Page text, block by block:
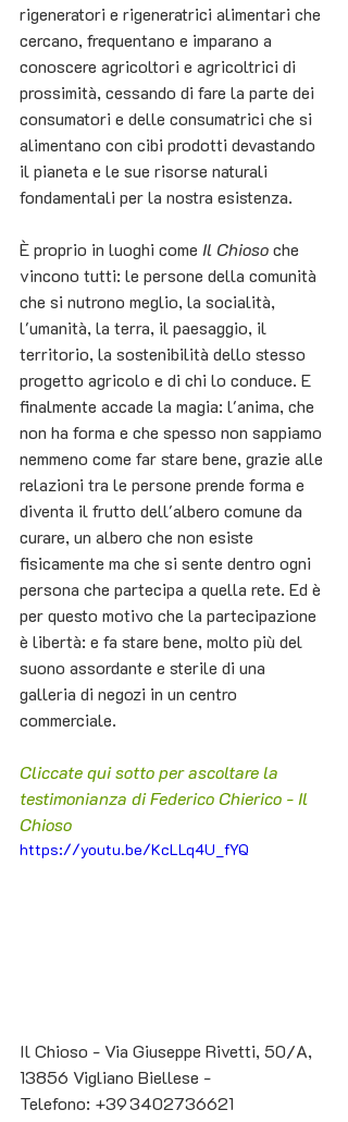
rigeneratori e rigeneratrici alimentari che
cercano, frequentano e imparano a
conoscere agricoltori e agricoltrici di
prossimità, cessando di fare la parte dei
consumatori e delle consumatrici che si
alimentano con cibi prodotti devastando
il pianeta e le sue risorse naturali
fondamentali per la nostra esistenza.
È proprio in luoghi come Il Chioso che
vincono tutti: le persone della comunità
che si nutrono meglio, la socialità,
l'umanità, la terra, il paesaggio, il
territorio, la sostenibilità dello stesso
progetto agricolo e di chi lo conduce. E
finalmente accade la magia: l'anima, che
non ha forma e che spesso non sappiamo
nemmeno come far stare bene, grazie alle
relazioni tra le persone prende forma e
diventa il frutto dell'albero comune da
curare, un albero che non esiste
fisicamente ma che si sente dentro ogni
persona che partecipa a quella rete. Ed è
per questo motivo che la partecipazione
è libertà: e fa stare bene, molto più del
suono assordante e sterile di una
galleria di negozi in un centro
commerciale.
Cliccate qui sotto per ascoltare la
testimonianza di Federico Chierico - Il
Chioso
https://youtu.be/KcLLq4U_fYQ
Il Chioso - Via Giuseppe Rivetti, 50/A,
13856 Vigliano Biellese -
Telefono: +39 3402736621